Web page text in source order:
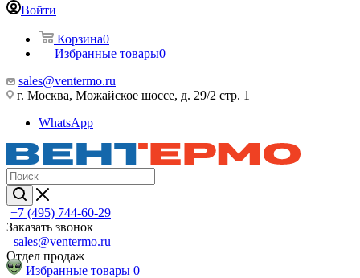
Войти
Корзина0
Избранные товары0
sales@ventermo.ru
г. Москва, Можайское шоссе, д. 29/2 стр. 1
WhatsApp
+7 (495) 744-60-29
Заказать звонок
sales@ventermo.ru
Отдел продаж
Избранные товары 0